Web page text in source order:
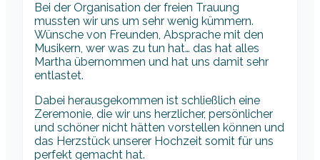
Bei der Organisation der freien Trauung
mussten wir uns um sehr wenig kümmern.
Wünsche von Freunden, Absprache mit den
Musikern, wer was zu tun hat… das hat alles
Martha übernommen und hat uns damit sehr
entlastet.
Dabei herausgekommen ist schließlich eine
Zeremonie, die wir uns herzlicher, persönlicher
und schöner nicht hätten vorstellen können und
das Herzstück unserer Hochzeit somit für uns
perfekt gemacht hat.